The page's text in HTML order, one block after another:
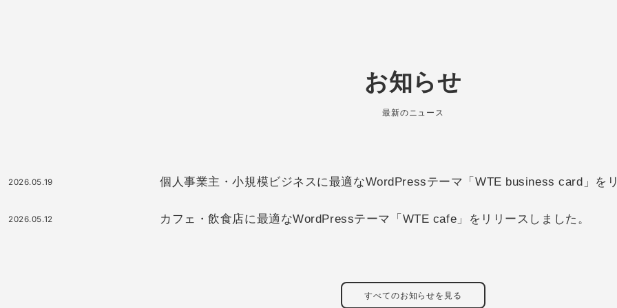
お知らせ
最新のニュース
2026.05.19 個人事業主・小規模ビジネスに最適なWordPressテーマ「WTE business card」を
2026.05.12 カフェ・飲食店に最適なWordPressテーマ「WTE cafe」をリリースしました。
すべてのお知らせを見る